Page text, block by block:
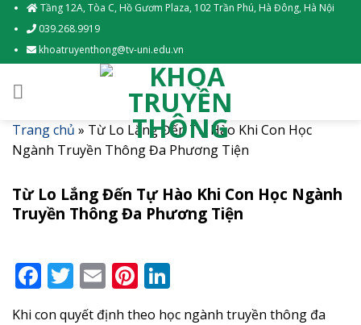
Skip
content
Tầng 12A, Tòa C, Hồ Gươm Plaza, 102 Trần Phú, Hà Đông, Hà Nội
039.268.9919
khoatruyenthong@tv-uni.edu.vn
Trang chủ » Từ Lo Lắng Đến Tự Hào Khi Con Học
Ngành Truyền Thông Đa Phương Tiện
Từ Lo Lắng Đến Tự Hào Khi Con Học Ngành
Truyền Thông Đa Phương Tiện
Facebook
Twitter
EmailPinterest
Khi con quyết định theo học ngành truyền thông đa